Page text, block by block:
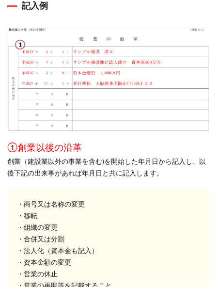
記入例
①創業以後の沿革
創業（建設業以外の事業を含む)を開始した年月日から記入し、以
後下記の出来事があれば年月日と共に記入します。
・商号又は名称の変更
・移転
・組織の変更
・合併又は分割
・法人化（資本金も記入）
・資本金額の変更
・営業の休止